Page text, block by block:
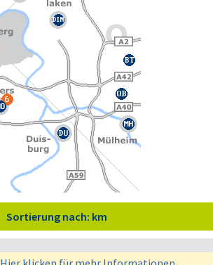
Sortierung nach: km